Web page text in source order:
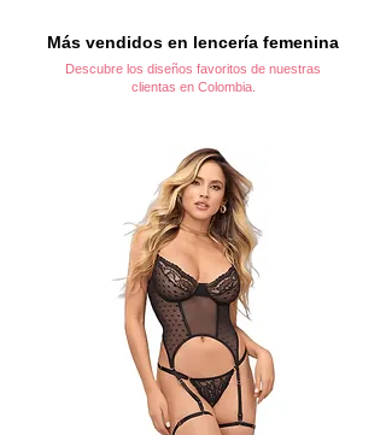
Más vendidos en lencería femenina
Descubre los diseños favoritos de nuestras
clientas en Colombia.